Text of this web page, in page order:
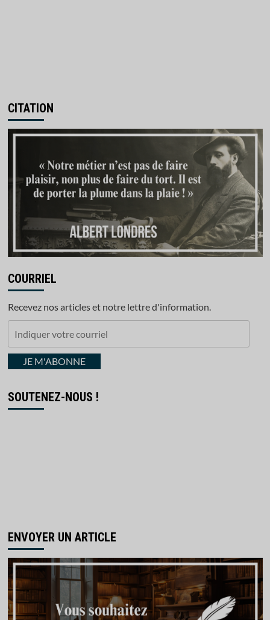
CITATION
COURRIEL
Recevez nos articles et notre lettre d'information.
courrielJE M'ABONNE
SOUTENEZ-NOUS !
ENVOYER UN ARTICLE